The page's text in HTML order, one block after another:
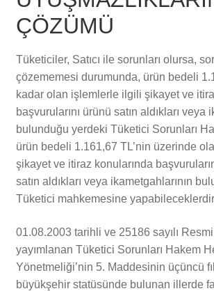
ÇÖZÜMÜ
Tüketiciler, Satıcı ile sorunları olursa,
çözememesi durumunda, ürün bedeli
kadar olan işlemlerle ilgili şikayet ve
başvurularını ürünü satın aldıkları veya
bulunduğu yerdeki Tüketici Sorunları
ürün bedeli 1.161,67 TL’nin üzerinde
şikayet ve itiraz konularında
satın aldıkları veya ikametgahlarının
Tüketici mahkemesine
01.08.2003 tarihli ve 25186 sayılı
yayımlanan Tüketici Sorunları Hakem
Yönetmeliği’nin 5. Maddesinin üçüncü
büyükşehir statüsünde bulunan illerde